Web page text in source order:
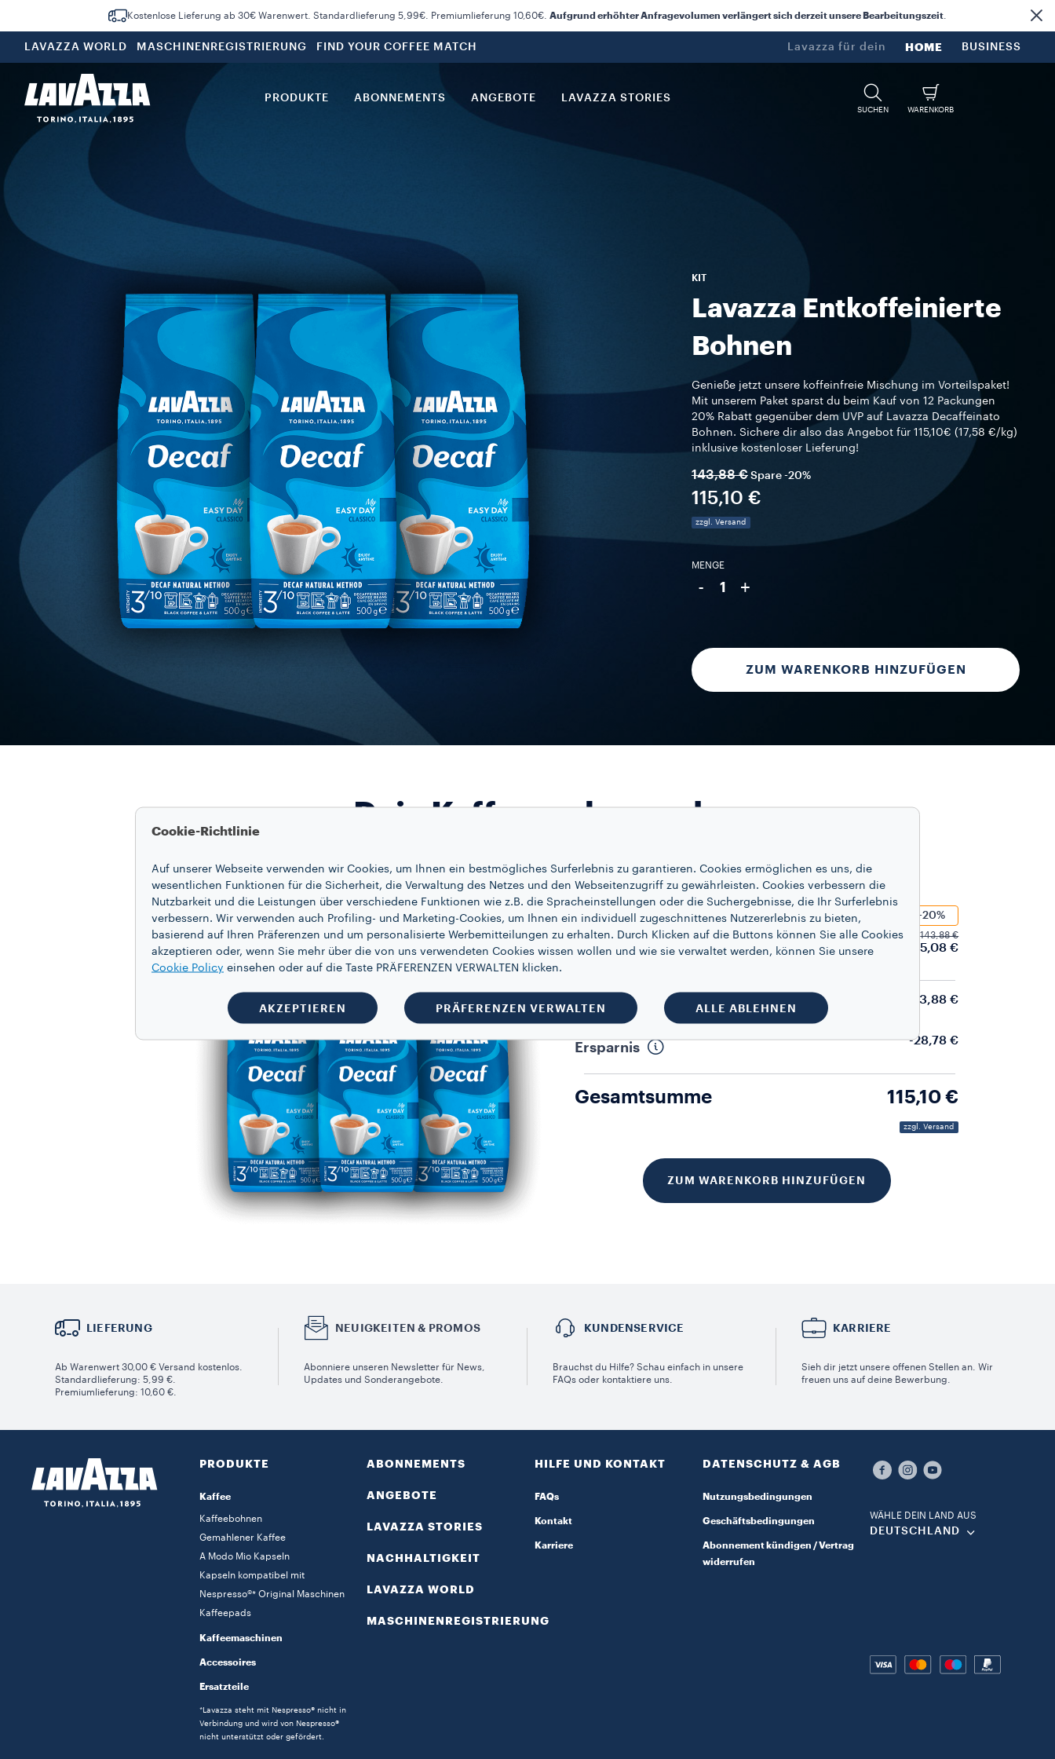
Kostenlose Lieferung ab 30€ Warenwert. Standardlieferung 5,99€. Premiumlieferung 10,60€. Aufgrund erhöhter Anfragevolumen verlängert sich derzeit unsere Bearbeitungszeit
LAVAZZA WORLD MASCHINENREGISTRIERUNG FIND YOUR COFFEE MATCH Lavazza für dein​ HOME BUSINESS
PRODUKTE ABONNEMENTS ANGEBOTE LAVAZZA STORIES
SUCHEN WARENKORB
KIT
Lavazza Entkoffeinierte
Bohnen
Genieße jetzt unsere koffeinfreie Mischung im Vorteilspaket!
Mit unserem Paket sparst du beim Kauf von 12 Packungen
20% Rabatt gegenüber dem UVP auf Lavazza Decaffeinato
Bohnen. Sichere dir also das Angebot für 115,10€ (17,58 €/kg)
inklusive kostenloser Lieferung!
143,88 € Spare -20%
115,10 €
zzgl. Versand
MENGE
- 1 +
ZUM WARENKORB HINZUFÜGEN
Dein Kaffee, schonend
KAFFEEBOHNEN
DECAF: My easy day
Größe
500 g
-20%
143,88 €
115,08 €
Zwischensumme 143,88 €
Ersparnis -28,78 €
Gesamtsumme 115,10 €
zzgl. Versand
ZUM WARENKORB HINZUFÜGEN
LIEFERUNG
Ab Warenwert 30,00 € Versand kostenlos.
Standardlieferung: 5,99 €.
Premiumlieferung: 10,60 €.
NEUIGKEITEN & PROMOS​
Abonniere unseren Newsletter für News,
Updates und Sonderangebote.
KUNDENSERVICE​
Brauchst du Hilfe? Schau einfach in unsere
FAQs oder kontaktiere uns.
KARRIERE
Sieh dir jetzt unsere offenen Stellen an. Wir
freuen uns auf deine Bewerbung.
PRODUKTE
Kaffee
Kaffeebohnen
Gemahlener Kaffee
A Modo Mio Kapseln
Kapseln kompatibel mit
Nespresso®* Original Maschinen
Kaffeepads
Kaffeemaschinen
Accessoires
Ersatzteile
*Lavazza steht mit Nespresso® nicht in
Verbindung und wird von Nespresso®
nicht unterstützt oder gefördert.
ABONNEMENTS
ANGEBOTE
LAVAZZA STORIES
NACHHALTIGKEIT
LAVAZZA WORLD
MASCHINENREGISTRIERUNG
HILFE UND KONTAKT
FAQs
Kontakt
Karriere
DATENSCHUTZ & AGB​
Nutzungsbedingungen
Geschäftsbedingungen
Abonnement kündigen / Vertrag
widerrufen
WÄHLE DEIN LAND AUS​
DEUTSCHLAND​
Cookie-Richtlinie
Auf unserer Webseite verwenden wir Cookies, um Ihnen ein bestmögliches Surferlebnis zu garantieren. Cookies ermöglichen es uns, die
wesentlichen Funktionen für die Sicherheit, die Verwaltung des Netzes und den Webseitenzugriff zu gewährleisten. Cookies verbessern die
Nutzbarkeit und die Leistungen über verschiedene Funktionen wie z.B. die Spracheinstellungen oder die Suchergebnisse, die Ihr Surferlebnis
verbessern. Wir verwenden auch Profiling- und Marketing-Cookies, um Ihnen ein individuell zugeschnittenes Nutzererlebnis zu bieten,
basierend auf Ihren Präferenzen und um personalisierte Werbemitteilungen zu erhalten. Durch Klicken auf die Buttons können Sie alle Cookies
akzeptieren oder, wenn Sie mehr über die von uns verwendeten Cookies wissen wollen und wie sie verwaltet werden, können Sie unsere
Cookie Policy einsehen oder auf die Taste PRÄFERENZEN VERWALTEN klicken.
AKZEPTIEREN PRÄFERENZEN VERWALTEN ALLE ABLEHNEN